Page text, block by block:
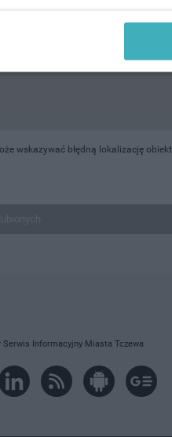
wskazywać błędną lokalizację
Serwis Informacyjny Miasta Tczewa